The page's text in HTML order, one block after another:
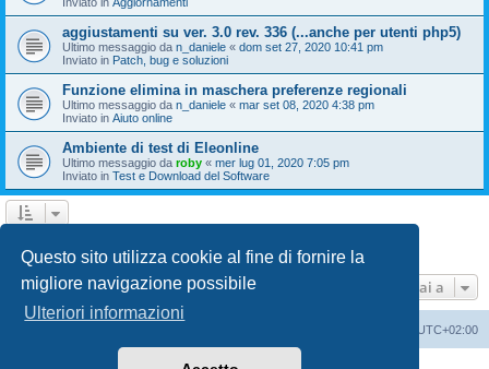
Questo sito utilizza cookie al fine di fornire la
migliore navigazione possibile
Ulteriori informazioni
aggiustamenti su ver. 3.0 rev. 336 (...anche per utenti php5)
Ultimo messaggio da n_daniele « dom set 27, 2020 10:41 pm
Inviato in Patch, bug e soluzioni
Funzione elimina in maschera preferenze regionali
Ultimo messaggio da n_daniele « mar set 08, 2020 4:38 pm
Inviato in Aiuto online
Ambiente di test di Eleonline
Ultimo messaggio da roby « mer lug 01, 2020 7:05 pm
Inviato in Test e Download del Software
Vai a
UTC+02:00